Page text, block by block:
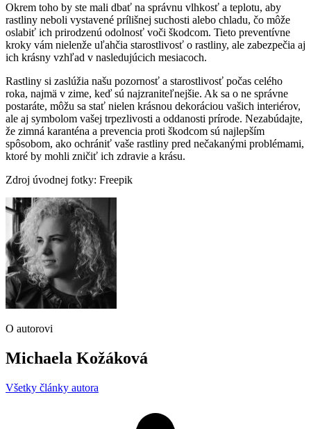
Okrem toho by ste mali dbať na správnu vlhkosť a teplotu, aby
rastliny neboli vystavené prílišnej suchosti alebo chladu, čo môže
oslabiť ich prirodzenú odolnosť voči škodcom. Tieto preventívne
kroky vám nielenže uľahčia starostlivosť o rastliny, ale zabezpečia aj
ich krásny vzhľad v nasledujúcich mesiacoch.
Rastliny si zaslúžia našu pozornosť a starostlivosť počas celého
roka, najmä v zime, keď sú najzraniteľnejšie. Ak sa o ne správne
postaráte, môžu sa stať nielen krásnou dekoráciou vašich interiérov,
ale aj symbolom vašej trpezlivosti a oddanosti prírode. Nezabúdajte,
že zimná karanténa a prevencia proti škodcom sú najlepším
spôsobom, ako ochrániť vaše rastliny pred nečakanými problémami,
ktoré by mohli zničiť ich zdravie a krásu.
Zdroj úvodnej fotky: Freepik
O autorovi
Michaela Kožáková
Všetky články autora